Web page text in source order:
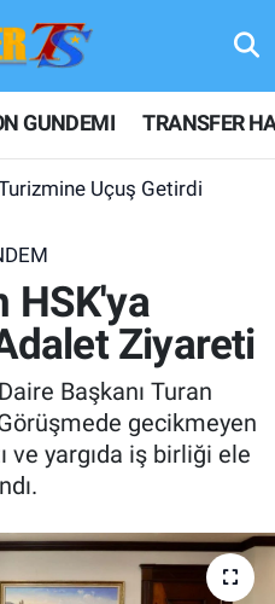
GUNDEMI TRANSFER
Uçuş Getirdi
HSK'ya
Ziyareti
Başkanı Turan
gecikmeyen
ve yargıda iş birliği ele